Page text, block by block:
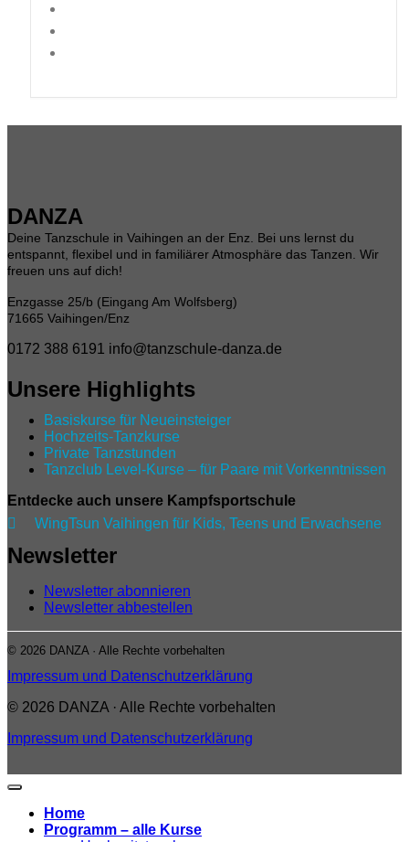
DANZA
Deine Tanzschule in Vaihingen an der Enz. Bei uns lernst du
entspannt, flexibel und in familiärer Atmosphäre das Tanzen. Wir
freuen uns auf dich!
Enzgasse 25/b (Eingang Am Wolfsberg)
71665 Vaihingen/Enz
0172 388 6191 info@tanzschule-danza.de
Unsere Highlights
Basiskurse für Neueinsteiger
Hochzeits-Tanzkurse
Private Tanzstunden
Tanzclub Level‑Kurse – für Paare mit Vorkenntnissen
Entdecke auch unsere Kampfsportschule

WingTsun Vaihingen für Kids, Teens und Erwachsene
Newsletter
Newsletter abonnieren
Newsletter abbestellen
© 2026 DANZA · Alle Rechte vorbehalten
Impressum und Datenschutzerklärung
© 2026 DANZA · Alle Rechte vorbehalten
Impressum und Datenschutzerklärung
Home
Programm – alle Kurse